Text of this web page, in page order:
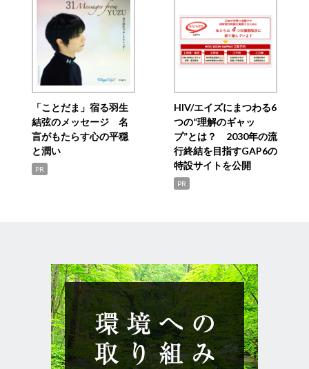
「ことだま」宿る羽生
結弦のメッセージ 名
言がもたらす心の平穏
と潤い
PR
HIV/エイズにまつわる6
つの“理解のギャッ
プ”とは？ 2030年の流
行終結を目指すGAP6の
特設サイトを公開
PR